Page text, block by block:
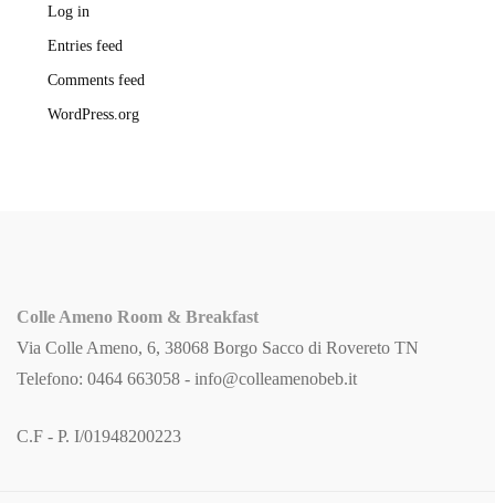
Log in
Entries feed
Comments feed
WordPress.org
Colle Ameno Room & Breakfast
Via Colle Ameno, 6, 38068 Borgo Sacco di Rovereto TN
Telefono: 0464 663058 - info@colleamenobeb.it
C.F - P. I/01948200223